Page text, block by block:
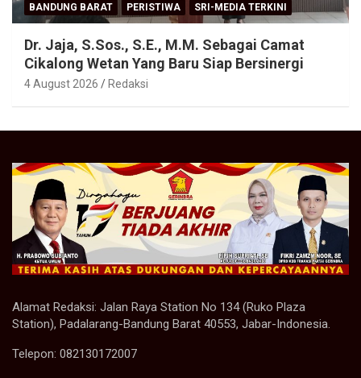
BANDUNG BARAT PERISTIWA SRI-MEDIA TERKINI
Dr. Jaja, S.Sos., S.E., M.M. Sebagai Camat
Cikalong Wetan Yang Baru Siap Bersinergi
4 August 2026 Redaksi
Alamat Redaksi: Jalan Raya Station No 134 (Ruko Plaza
Station), Padalarang-Bandung Barat 40553, Jabar-Indonesia.
Telepon: 082130172007